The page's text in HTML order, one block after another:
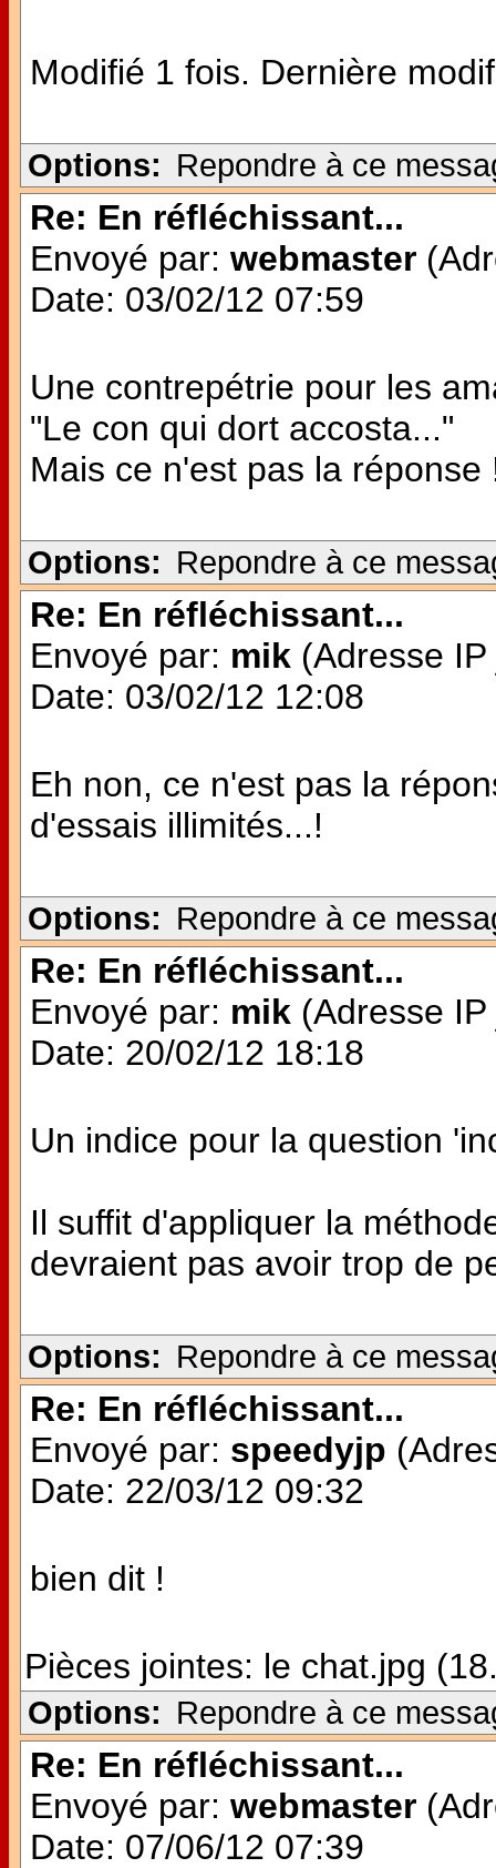
Modifié 1 fois. Dernière
Options: Repondre à ce
Re: En réfléchissant...
Envoyé par: webmaster
Date: 03/02/12 07:59
Une contrepétrie pour les
"Le con qui dort accosta..."
Mais ce n'est pas la réponse
Options: Repondre à ce
Re: En réfléchissant...
Envoyé par: mik (Adresse
Date: 03/02/12 12:08
Eh non, ce n'est pas la
d'essais illimités...!
Options: Repondre à ce
Re: En réfléchissant...
Envoyé par: mik (Adresse
Date: 20/02/12 18:18
Un indice pour la question
Il suffit d'appliquer la
devraient pas avoir trop de
Options: Repondre à ce
Re: En réfléchissant...
Envoyé par: speedyjp
Date: 22/03/12 09:32
bien dit !
Pièces jointes: le chat.jpg
Options: Repondre à ce
Re: En réfléchissant...
Envoyé par: webmaster
Date: 07/06/12 07:39